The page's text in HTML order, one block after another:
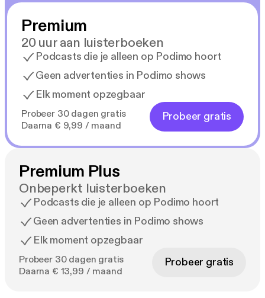
Premium
20 uur aan luisterboeken
Podcasts die je alleen op Podimo hoort
Geen advertenties in Podimo shows
Elk moment opzegbaar
Probeer 30 dagen gratis
Daarna € 9,99 / maand
Probeer gratis
Premium Plus
Onbeperkt luisterboeken
Podcasts die je alleen op Podimo hoort
Geen advertenties in Podimo shows
Elk moment opzegbaar
Probeer 30 dagen gratis
Daarna € 13,99 / maand
Probeer gratis